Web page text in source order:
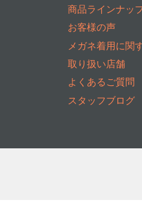
商品ラインナッ
お客様の声
メガネ着用に関
取り扱い店舗
よくあるご質問
スタッフブログ